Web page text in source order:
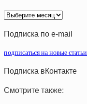
Архив
статей
Подписка по e-mail
подписаться на новые статьи
Подписка вКонтакте
Смотрите также: